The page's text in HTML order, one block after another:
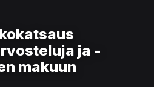
ja -
makuun